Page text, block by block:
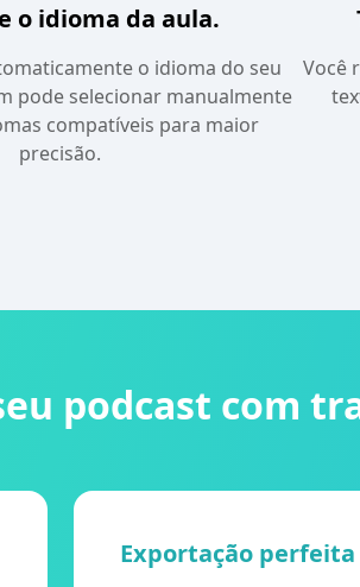
o idioma da aula.
o idioma do seu
pode selecionar manualmente
compatíveis para maior
precisão.
Você
podcast com
Exportação